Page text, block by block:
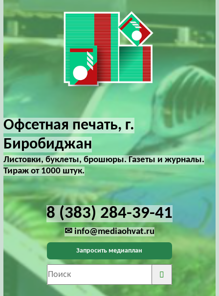
Офсетная печать, г.
Биробиджан
Листовки, буклеты, брошюры. Газеты и журналы.
Тираж от 1000 штук.
8 (383) 284-39-41
✉ info@mediaohvat.ru
Запросить медиаплан